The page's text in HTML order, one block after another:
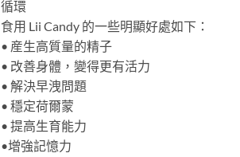
循環
食用 Lii Candy 的一些明顯好處如下：
• 産生高質量的精子
• 改善身體，變得更有活力
• 解決早洩問題
• 穩定荷爾蒙
• 提高生育能力
•增強記憶力